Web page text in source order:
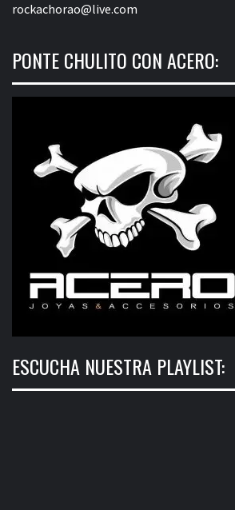
rockachorao@live.com
PONTE CHULITO CON ACERO:
ESCUCHA NUESTRA PLAYLIST: